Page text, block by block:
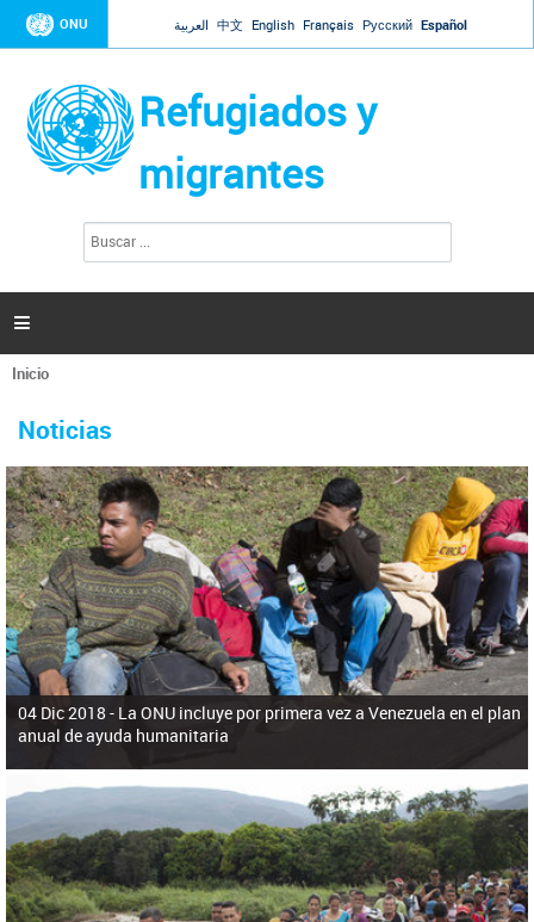
Jump to navigation
ONU العربية 中文 English Français Русский Español
Refugiados y
migrantes
l
d
e
b
ú
s
q
u
e
d
a
s

Se
usted
aquí
Inicio
Noticias
reforzar la ayuda humanitaria en Venezuela
El Secretario General ha respondido a la carta enviada por el presidente de la
Asamblea Nacional de Venezuela solicitando a Naciones Unidas que aumente
la ayuda humanitaria. Guerres ha reiterado que la ONU está lista para hacerlo,
pero necesita el consentimiento y la colaboración del Gobierno.
04 Dic 2018 - La ONU incluye por primera vez a Venezuela en el plan
anual de ayuda humanitaria